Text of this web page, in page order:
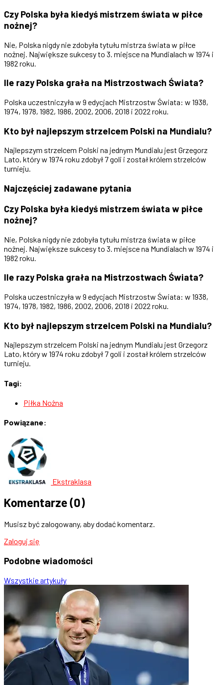
Czy Polska była kiedyś mistrzem świata w piłce
nożnej?
Nie, Polska nigdy nie zdobyła tytułu mistrza świata w piłce
nożnej. Największe sukcesy to 3. miejsce na Mundialach w 1974 i
1982 roku.
Ile razy Polska grała na Mistrzostwach Świata?
Polska uczestniczyła w 9 edycjach Mistrzostw Świata: w 1938,
1974, 1978, 1982, 1986, 2002, 2006, 2018 i 2022 roku.
Kto był najlepszym strzelcem Polski na Mundialu?
Najlepszym strzelcem Polski na jednym Mundialu jest Grzegorz
Lato, który w 1974 roku zdobył 7 goli i został królem strzelców
turnieju.
Najczęściej zadawane pytania
Czy Polska była kiedyś mistrzem świata w piłce
nożnej?
Nie, Polska nigdy nie zdobyła tytułu mistrza świata w piłce
nożnej. Największe sukcesy to 3. miejsce na Mundialach w 1974 i
1982 roku.
Ile razy Polska grała na Mistrzostwach Świata?
Polska uczestniczyła w 9 edycjach Mistrzostw Świata: w 1938,
1974, 1978, 1982, 1986, 2002, 2006, 2018 i 2022 roku.
Kto był najlepszym strzelcem Polski na Mundialu?
Najlepszym strzelcem Polski na jednym Mundialu jest Grzegorz
Lato, który w 1974 roku zdobył 7 goli i został królem strzelców
turnieju.
Tagi:
Piłka Nożna
Powiązane:
Ekstraklasa
Komentarze (0)
Musisz być zalogowany, aby dodać komentarz.
Zaloguj się
Podobne wiadomości
Wszystkie artykuły